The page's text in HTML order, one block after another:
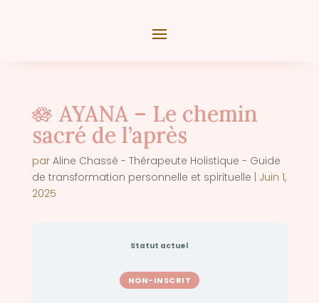
🪷 AYANA – Le chemin
sacré de l’après
par Aline Chassé - Thérapeute Holistique - Guide
de transformation personnelle et spirituelle
Juin 1,
2025
Statut actuel
NON-INSCRIT